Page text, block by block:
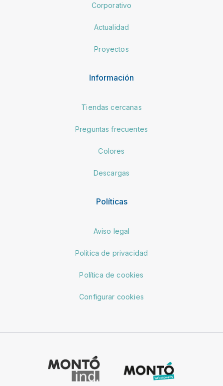
Corporativo
Actualidad
Proyectos
Información
Tiendas cercanas
Preguntas frecuentes
Colores
Descargas
Políticas
Aviso legal
Política de privacidad
Política de cookies
Configurar cookies